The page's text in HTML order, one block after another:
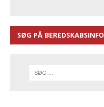
SØG PÅ BEREDSKABSINFO